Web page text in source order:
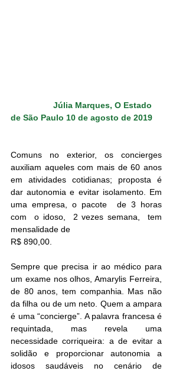
Júlia Marques, O Estado
de São Paulo 10 de agosto de 2019
Comuns no exterior, os concierges
auxiliam aqueles com mais de 60 anos
em atividades cotidianas; proposta é
dar autonomia e evitar isolamento. Em
uma empresa, o pacote  de 3 horas
com  o idoso,  2 vezes semana,  tem
mensalidade de
R$ 890,00.
Sempre que precisa ir ao médico para
um exame nos olhos, Amarylis Ferreira,
de 80 anos, tem companhia. Mas não
da filha ou de um neto. Quem a ampara
é uma “concierge”. A palavra francesa é
requintada, mas revela uma
necessidade corriqueira: a de evitar a
solidão e proporcionar autonomia a
idosos saudáveis no cenário de